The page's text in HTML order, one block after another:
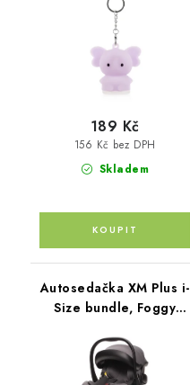
Skladem
156 Kč bez DPH
189 Kč
Autosedačka XM Plus i-
Size bundle, Foggy